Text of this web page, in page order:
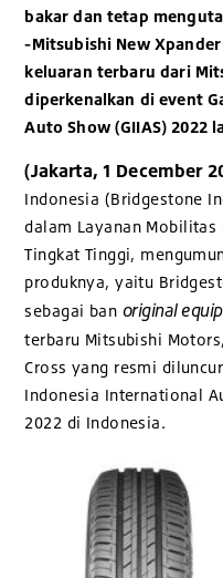
bakar dan tetap
-Mitsubishi New
keluaran terbaru dari
diperkenalkan di event
Auto Show (GIIAS) 2022
(Jakarta, 1 December
Indonesia (Bridgestone
dalam Layanan Mobilitas
Tingkat Tinggi,
produknya, yaitu
sebagai ban original
terbaru Mitsubishi
Cross yang resmi
Indonesia International
2022 di Indonesia.